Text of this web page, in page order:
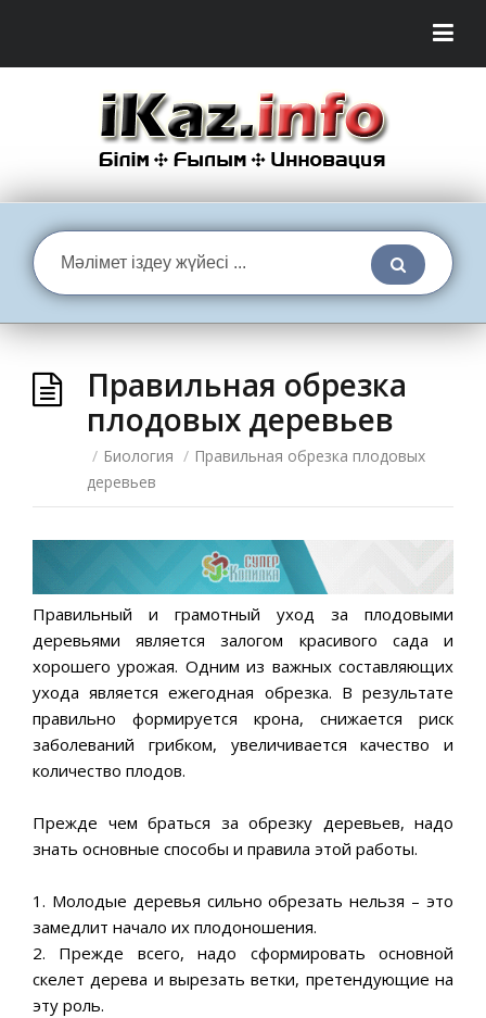
Правильная обрезка
плодовых деревьев
/ Биология / Правильная обрезка плодовых
деревьев
Правильный и грамотный уход за плодовыми
деревьями является залогом красивого сада и
хорошего урожая. Одним из важных составляющих
ухода является ежегодная обрезка. В результате
правильно формируется крона, снижается риск
заболеваний грибком, увеличивается качество и
количество плодов.
Прежде чем браться за обрезку деревьев, надо
знать основные способы и правила этой работы.
1. Молодые деревья сильно обрезать нельзя – это
замедлит начало их плодоношения.
2. Прежде всего, надо сформировать основной
скелет дерева и вырезать ветки, претендующие на
эту роль.